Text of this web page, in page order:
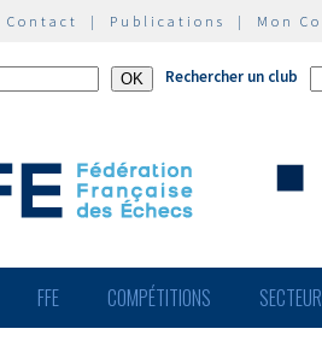
Contact | Publications | Mon
Rechercher un club
FFE COMPÉTITIONS